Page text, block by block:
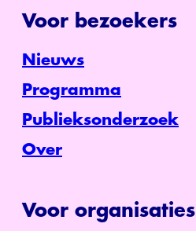
Voor bezoekers
Nieuws
Programma
Publieksonderzoek
Over
Voor organisaties